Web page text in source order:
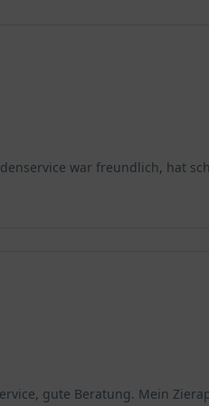
war freundlich, hat
gute Beratung. Mein